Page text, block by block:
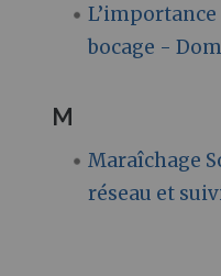
bocage -
M
Maraîchage
réseau et